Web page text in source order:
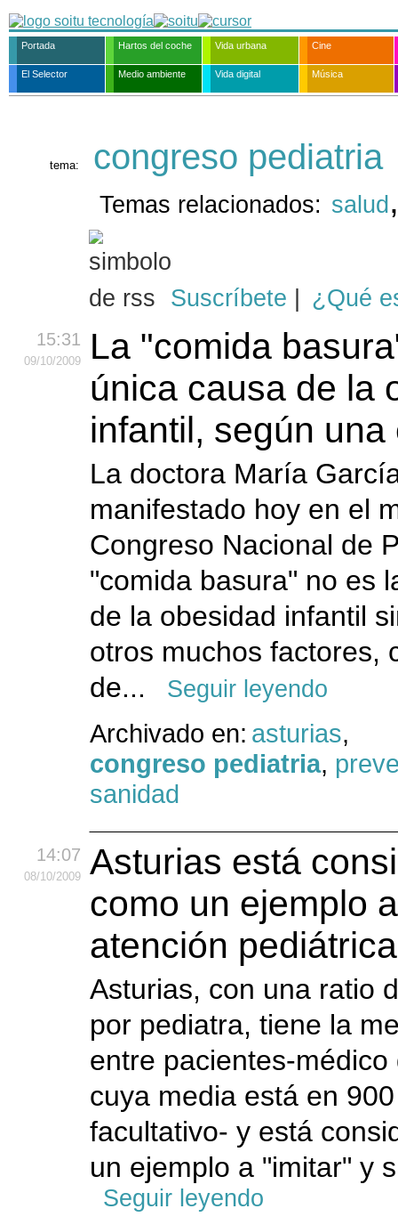
Portada Hartos del coche Vida urbana Cine
El Selector Medio ambiente Vida digital Música
tema: congreso pediatria
Temas relacionados: salud
Suscríbete ¿Qué
15:31
09/10/2009
La "comida
única causa de la
infantil, según una
La doctora María
manifestado hoy en el
Congreso Nacional de
"comida basura" no es
de la obesidad infantil
otros muchos factores,
de...
Seguir leyendo
Archivado en: asturias,
congreso pediatria,
sanidad
14:07
08/10/2009
Asturias está
como un ejemplo
atención pediátrica
Asturias, con una ratio
por pediatra, tiene la
entre pacientes-médico
cuya media está en
facultativo- y está
un ejemplo a "imitar" y
Seguir leyendo